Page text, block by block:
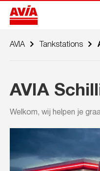
AVIA Tankstations
AVIA
Welkom, wij helpen je